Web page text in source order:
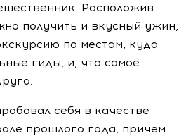
Расположив
получить и вкусный ужин,
по местам, куда
гиды, и, что самое
себя в качестве
прошлого года, причем